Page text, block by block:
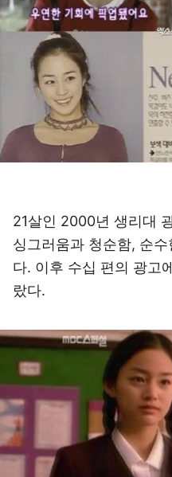
21살인 2000년 생리대
싱그러움과 청순함, 순
다. 이후 수십 편의 광고
랐다.